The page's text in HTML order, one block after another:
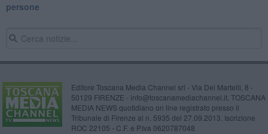
persone
Editore Toscana Media Channel srl - Via Dei Martelli, 8 -
50129 FIRENZE - info@toscanamediachannel.it. TOSCANA
MEDIA NEWS quotidiano on line registrato presso il
Tribunale di Firenze al n. 5935 del 27.09.2013. Iscrizione
ROC 22105 - C.F. e P.Iva 0620787048